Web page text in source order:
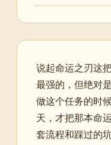
说起命运之刃这
最强的，但绝对
做这个任务的时
天，才把那本命
套流程和踩过的